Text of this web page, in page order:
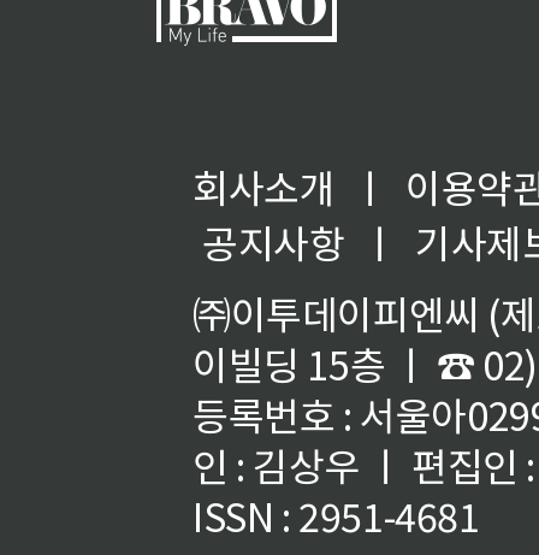
회사소개 ㅣ
이용약
공지사항
ㅣ
기사제
㈜이투데이피엔씨 (
이빌딩 15층 ㅣ ☎
등록번호 : 서울아
인 : 김상우 ㅣ 편집인
ISSN : 2951-4681